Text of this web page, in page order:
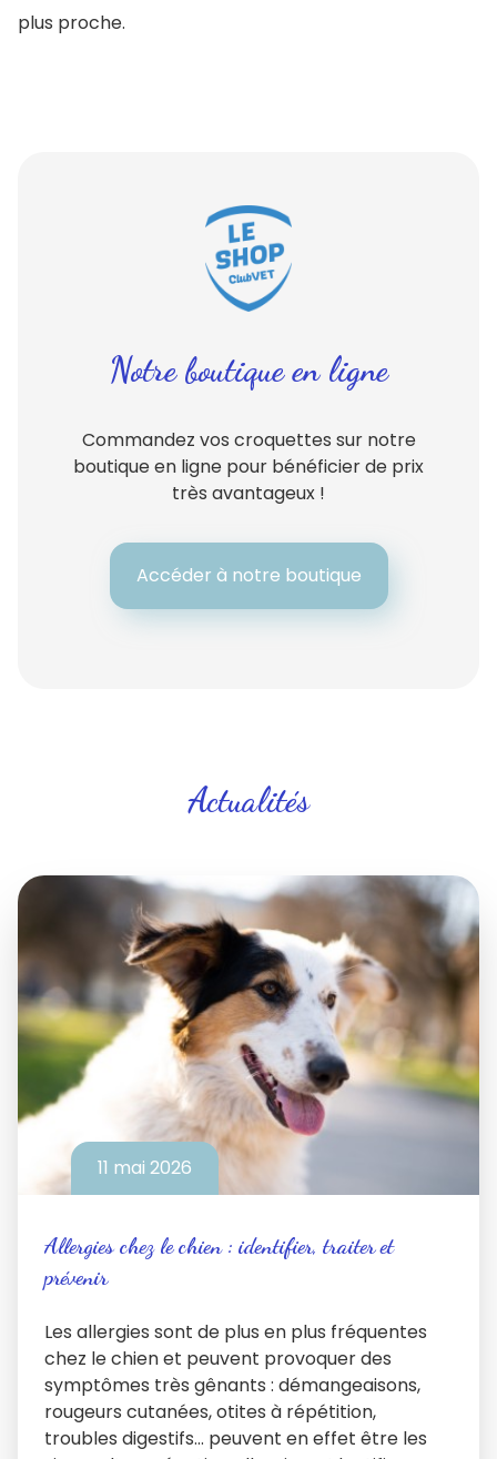
plus proche.
Notre boutique en ligne
Commandez vos croquettes sur notre
boutique en ligne pour bénéficier de prix
très avantageux !
Accéder à notre boutique
Actualités
11 mai 2026
Allergies chez le chien : identifier, traiter et
prévenir
Les allergies sont de plus en plus fréquentes
chez le chien et peuvent provoquer des
symptômes très gênants : démangeaisons,
rougeurs cutanées, otites à répétition,
troubles digestifs… peuvent en effet être les